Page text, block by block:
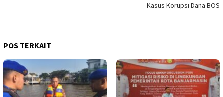
Kasus Korupsi Dana BOS
POS TERKAIT